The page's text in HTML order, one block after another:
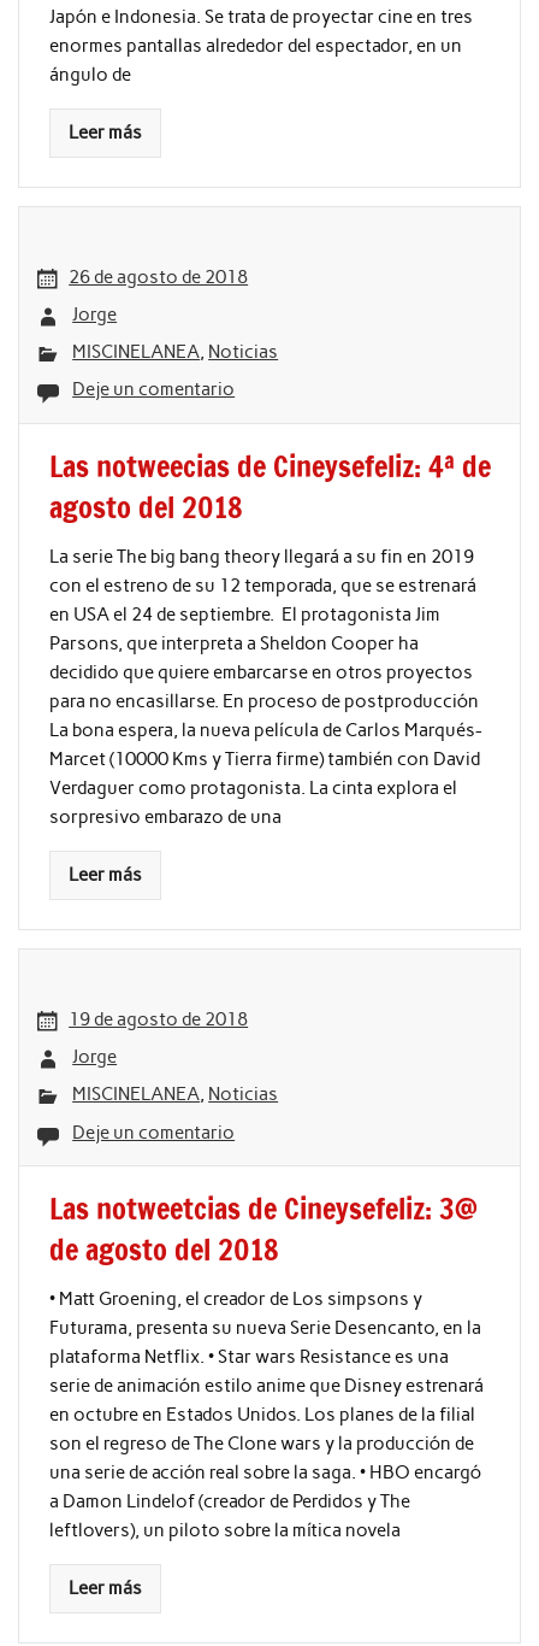
Japón e Indonesia. Se trata de proyectar cine en tres
enormes pantallas alrededor del espectador, en un
ángulo de
Leer más
26 de agosto de 2018
Jorge
MISCINELANEA, Noticias
Deje un comentario
Las notweecias de Cineysefeliz: 4ª de
agosto del 2018
La serie The big bang theory llegará a su fin en 2019
con el estreno de su 12 temporada, que se estrenará
en USA el 24 de septiembre. El protagonista Jim
Parsons, que interpreta a Sheldon Cooper ha
decidido que quiere embarcarse en otros proyectos
para no encasillarse. En proceso de postproducción
La bona espera, la nueva película de Carlos Marqués-
Marcet (10000 Kms y Tierra firme) también con David
Verdaguer como protagonista. La cinta explora el
sorpresivo embarazo de una
Leer más
19 de agosto de 2018
Jorge
MISCINELANEA, Noticias
Deje un comentario
Las notweetcias de Cineysefeliz: 3@
de agosto del 2018
• Matt Groening, el creador de Los simpsons y
Futurama, presenta su nueva Serie Desencanto, en la
plataforma Netflix. • Star wars Resistance es una
serie de animación estilo anime que Disney estrenará
en octubre en Estados Unidos. Los planes de la filial
son el regreso de The Clone wars y la producción de
una serie de acción real sobre la saga. • HBO encargó
a Damon Lindelof (creador de Perdidos y The
leftlovers), un piloto sobre la mítica novela
Leer más